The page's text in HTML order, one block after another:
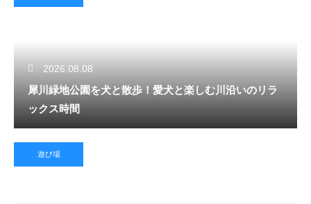
2026.08.08
犀川緑地公園を犬と散歩！愛犬と楽しむ川沿いのリラ
ックス時間
遊び場